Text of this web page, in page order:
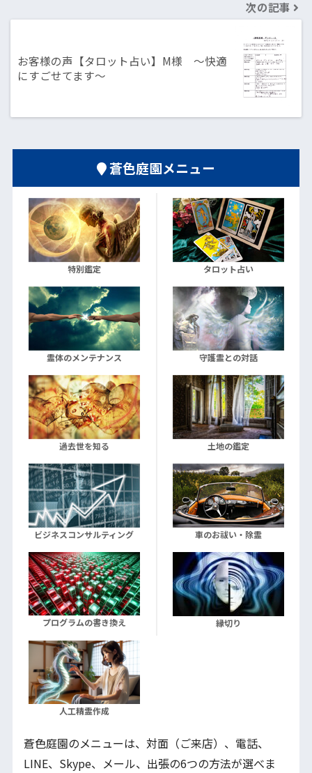
次の記事
お客様の声【タロット占い】M様 〜快適
にすごせてます～
蒼色庭園メニュー
特別鑑定 タロット占い
霊体のメンテナンス 守護霊との対話
過去世を知る 土地の鑑定
ビジネスコンサルティング 車のお祓い・除霊
プログラムの書き換え 縁切り
人工精霊作成
蒼色庭園のメニューは、対面（ご来店）、電話、
LINE、Skype、メール、出張の6つの方法が選べま